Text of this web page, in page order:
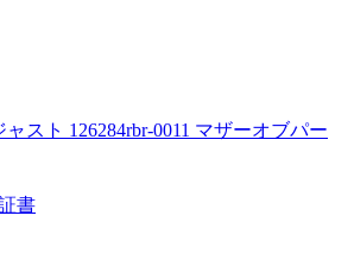
スト 126284rbr-0011 マザーオブパー
書